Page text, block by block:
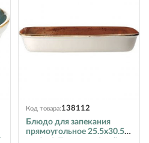
Код товара:138112
Блюдо для запекания
прямоугольное 25.5х30.5